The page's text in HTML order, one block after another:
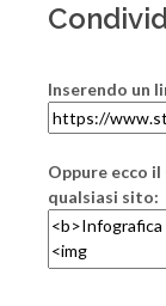
Inserendo un
Oppure ecco
qualsiasi sito: